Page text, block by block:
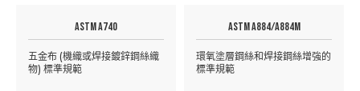
ASTM A740
五金布 (機織或焊接鍍鋅鋼絲織
物) 標準規範
ASTM A884/A884M
環氧塗層鋼絲和焊接鋼絲增強的
標準規範